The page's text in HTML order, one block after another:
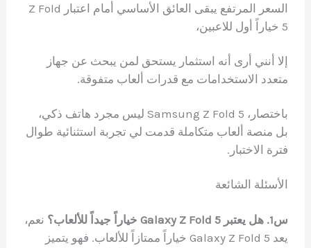
السعر المرتفع يبقى العائق الأساسي أمام اعتبار Z Fold
5 خياراً أول للاعبين،
إلا أنني أرى أنه استثمار يستحق لمن يبحث عن جهاز
متعدد الاستخدامات مع قدرات ألعاب متفوقة.
باختصار، Samsung Z Fold 5 ليس مجرد هاتف ذكي،
بل منصة ألعاب متكاملة قدمت لي تجربة استثنائية طوال
فترة الاختبار.
الأسئلة الشائعة
س1. هل يعتبر Galaxy Z Fold 5 خياراً جيداً للألعاب؟
نعم،
يعد Galaxy Z Fold 5 خياراً ممتازاً للألعاب. فهو يتميز